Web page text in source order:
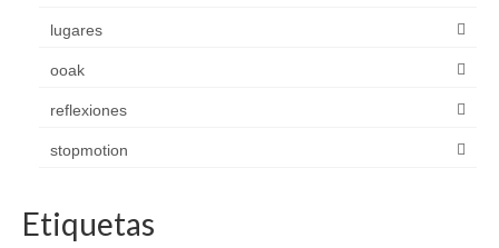
lugares
ooak
reflexiones
stopmotion
Etiquetas